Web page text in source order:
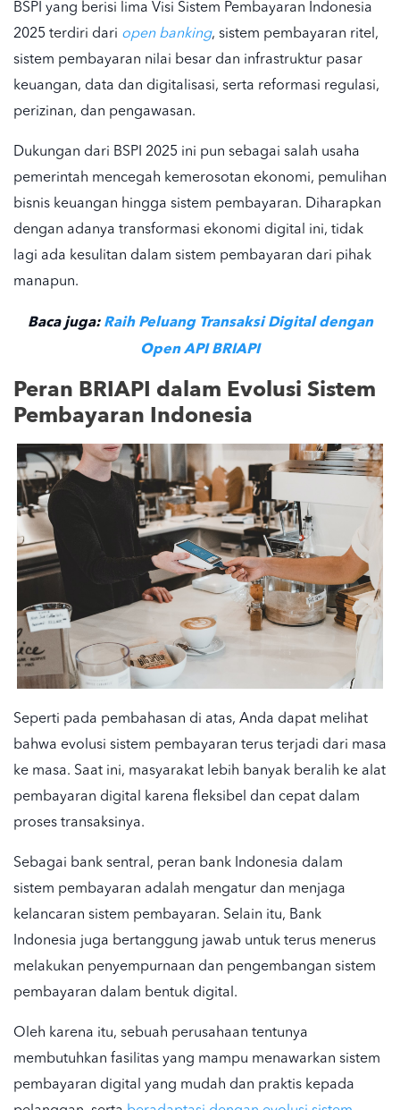
BSPI yang berisi lima Visi Sistem Pembayaran Indonesia
2025 terdiri dari open banking, sistem pembayaran ritel,
sistem pembayaran nilai besar dan infrastruktur pasar
keuangan, data dan digitalisasi, serta reformasi regulasi,
perizinan, dan pengawasan.
Dukungan dari BSPI 2025 ini pun sebagai salah usaha
pemerintah mencegah kemerosotan ekonomi, pemulihan
bisnis keuangan hingga sistem pembayaran. Diharapkan
dengan adanya transformasi ekonomi digital ini, tidak
lagi ada kesulitan dalam sistem pembayaran dari pihak
manapun.
Baca juga:Raih Peluang Transaksi Digital dengan
Open API BRIAPI
Peran BRIAPI dalam Evolusi Sistem
Pembayaran Indonesia
Seperti pada pembahasan di atas, Anda dapat melihat
bahwa evolusi sistem pembayaran terus terjadi dari masa
ke masa. Saat ini, masyarakat lebih banyak beralih ke alat
pembayaran digital karena fleksibel dan cepat dalam
proses transaksinya.
Sebagai bank sentral, peran bank Indonesia dalam
sistem pembayaran adalah mengatur dan menjaga
kelancaran sistem pembayaran. Selain itu, Bank
Indonesia juga bertanggung jawab untuk terus menerus
melakukan penyempurnaan dan pengembangan sistem
pembayaran dalam bentuk digital.
Oleh karena itu, sebuah perusahaan tentunya
membutuhkan fasilitas yang mampu menawarkan sistem
pembayaran digital yang mudah dan praktis kepada